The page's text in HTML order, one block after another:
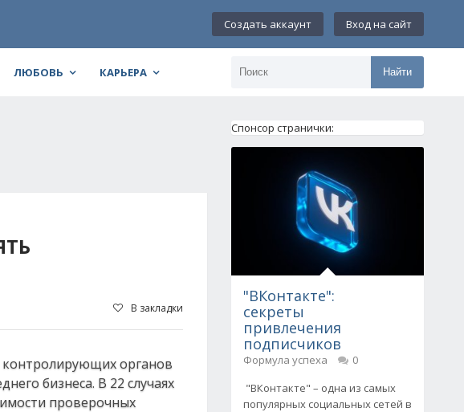
Создать аккаунт Вход на сайт
ЛЮБОВЬ КАРЬЕРА Найти
В закладки
контролирующих органов
бизнеса. В 22 случаях
проверочных
Спонсор странички:
"ВКонтакте":
секреты
привлечения
подписчиков
Формула успеха
0
"ВКонтакте" – одна из самых
популярных социальных сетей в